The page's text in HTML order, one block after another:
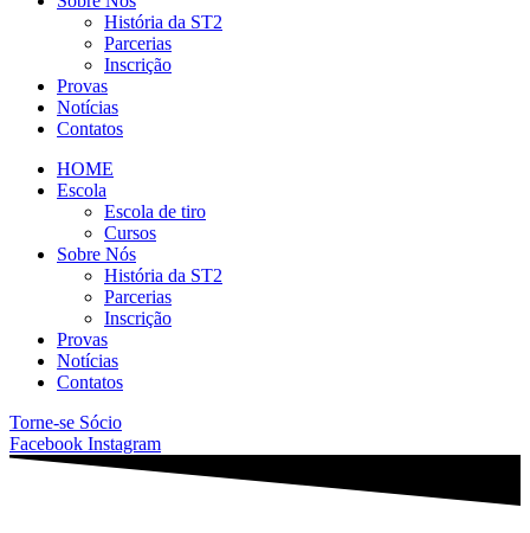
História da ST2
Parcerias
Inscrição
Provas
Notícias
Contatos
HOME
Escola
Escola de tiro
Cursos
Sobre Nós
História da ST2
Parcerias
Inscrição
Provas
Notícias
Contatos
Torne-se Sócio
Facebook Instagram